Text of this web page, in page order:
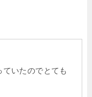
いたのでとても